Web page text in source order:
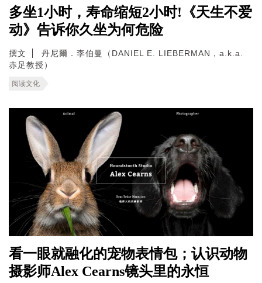
多坐1小时，寿命缩短2小时!《天生不爱
动》告诉你久坐为何危险
撰文
丹尼爾．李伯曼（DANIEL E. LIEBERMAN，a.k.a.
赤足教授）
阅读文化
看一眼就融化的宠物表情包；认识动物
摄影师Alex Cearns镜头里的永恒